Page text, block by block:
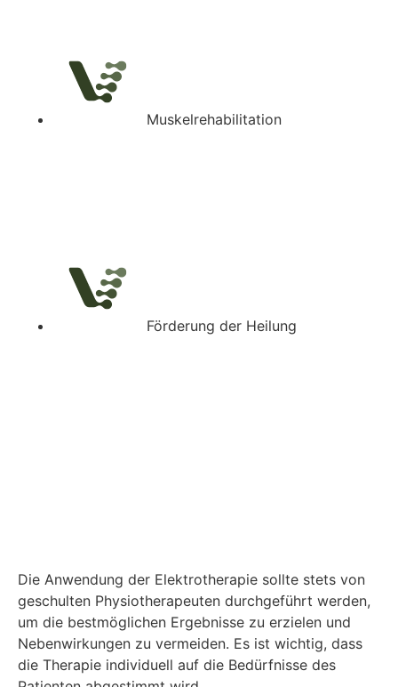
Muskelrehabilitation
Förderung der Heilung
Die Anwendung der Elektrotherapie sollte stets von
geschulten Physiotherapeuten durchgeführt werden,
um die bestmöglichen Ergebnisse zu erzielen und
Nebenwirkungen zu vermeiden. Es ist wichtig, dass
die Therapie individuell auf die Bedürfnisse des